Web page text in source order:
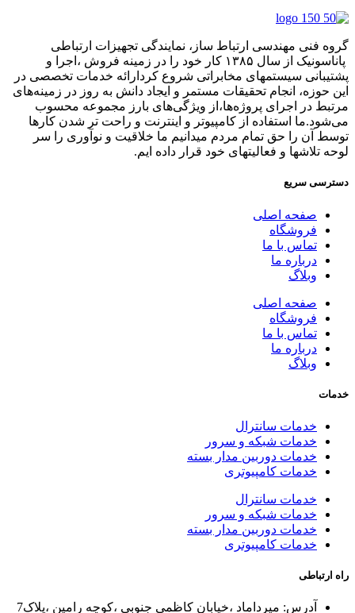
گروه فنی مهندسی ارتباط ساز، نمایندگی تجهیزات ارتباطی
پاناسونیک از سال ۱۳۸۵ کار خود را در زمینه فروش ،اجرا و
پشتیبانی سیستمهای مخابراتی شروع کردارائه خدمات تخصصی در
این حوزه، انجام تحقیقات مستمر و ایجاد دانش به‌ روز در زمینه‌های
مرتبط در اجرای پروژه‌ها،از ویژگی‌های بارز مجموعه محسوب
می‌شود.ما استفاده از کامپیوتر و اینترنت و راحت تر شدن کارها
توسط آن را حق تمام مردم میدانیم ما خلاقیت و نوآوری را سر
لوحه تلاشها و فعالیتهای خود قرار داده ایم.
دسترسی سریع
صفحه اصلی
فروشگاه
تماس با ما
درباره ما
وبلاگ
صفحه اصلی
فروشگاه
تماس با ما
درباره ما
وبلاگ
خدمات
خدمات سانترال
خدمات شبکه و سرور
خدمات دوربین مدار بسته
خدمات کامپیوتری
خدمات سانترال
خدمات شبکه و سرور
خدمات دوربین مدار بسته
خدمات کامپیوتری
راه ارتباطی
آدرس: میرداماد ،خیابان کاظمی جنوبی ،کوچه رامین ،پلاک7